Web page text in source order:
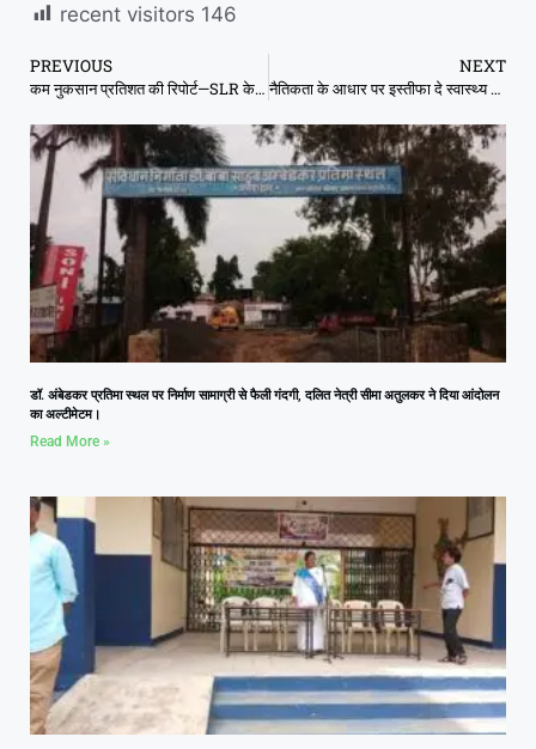
recent visitors 146
PREVIOUS
कम नुकसान प्रतिशत की रिपोर्ट—SLR के सख़्त आदेश का कमाल! ”
NEXT
नैतिकता के आधार पर इस्तीफा दे स्वास्थ्य मंत्री: जीतू पटवारी
डॉ. अंबेडकर प्रतिमा स्थल पर निर्माण सामाग्री से फैली गंदगी, दलित नेत्री सीमा अतुलकर ने दिया आंदोलन
का अल्टीमेटम।
Read More »